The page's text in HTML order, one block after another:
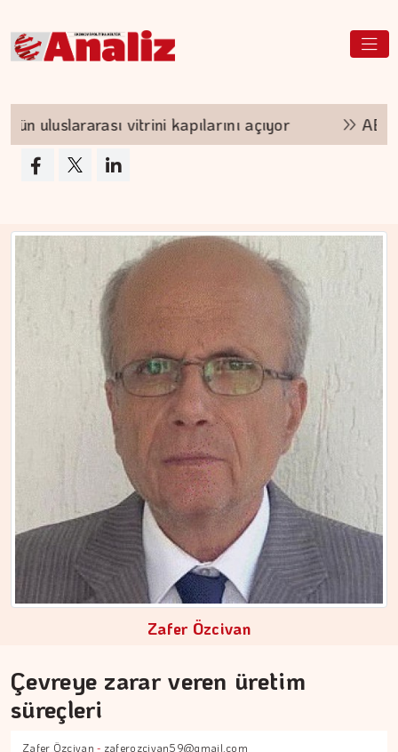
açıyor ABD'nin yeni tarifesi Türk
Zafer Özcivan
Çevreye zarar veren üretim
süreçleri
Zafer Özcivan- zaferozcivan59@gmail.com
ÇİĞDEM MEN
Yoğunluktan kaçarken yoğunlaştırdığımız…